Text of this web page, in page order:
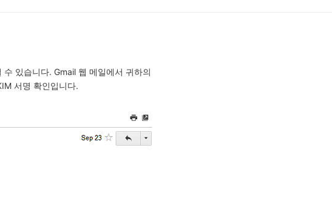
있습니다. Gmail 웹 메일에서 귀하의
서명 확인입니다.